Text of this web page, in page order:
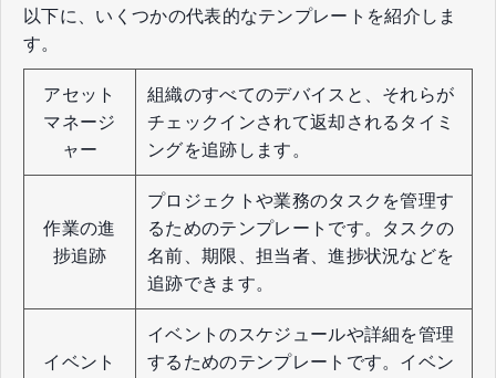
以下に、いくつかの代表的なテンプレートを紹介しま
す。
アセット
マネージ
ャー
組織のすべてのデバイスと、それらが
チェックインされて返却されるタイミ
ングを追跡します。
作業の進
捗追跡
プロジェクトや業務のタスクを管理す
るためのテンプレートです。タスクの
名前、期限、担当者、進捗状況などを
追跡できます。
イベント
イベントのスケジュールや詳細を管理
するためのテンプレートです。イベン